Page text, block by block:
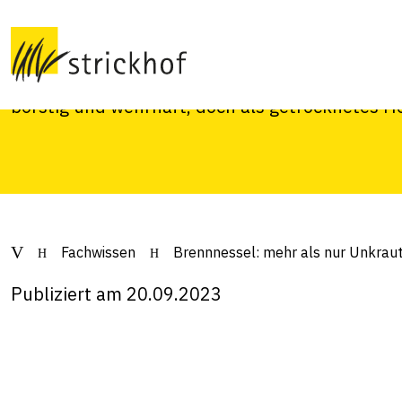
Unkraut
Die wirksamsten Heilpflanzen wachsen oft
borstig und wehrhaft, doch als getrocknetes
Fachwissen Brennnessel: mehr als nur Unkraut
Publiziert am 20.09.2023